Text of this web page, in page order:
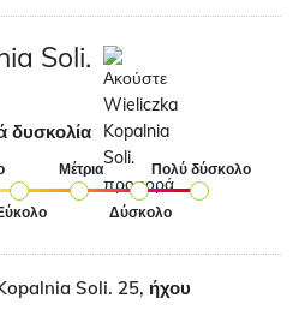
Soli.
δυσκολία
Μέτρια
Δύσκολο
Πολύ δύσκολο
Soli. 25, ήχου